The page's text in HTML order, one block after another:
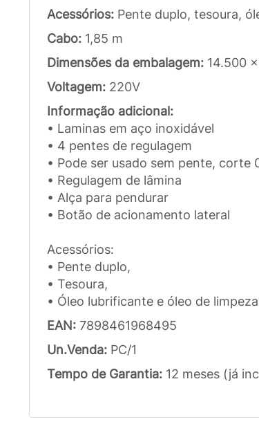
Acessórios: Pente duplo, tesoura,
Cabo: 1,85 m
Dimensões da embalagem: 14.500
Voltagem: 220V
Informação adicional:
• Laminas em aço inoxidável
• 4 pentes de regulagem
• Pode ser usado sem pente, corte
• Regulagem de lâmina
• Alça para pendurar
• Botão de acionamento lateral
Acessórios:
• Pente duplo,
• Tesoura,
• Óleo lubrificante e óleo de
EAN: 7898461968495
Un.Venda: PC/1
Tempo de Garantia: 12 meses (já